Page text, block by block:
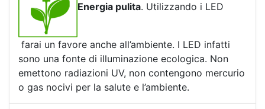
Energia pulita. Utilizzando i LED
farai un favore anche all’ambiente. I LED infatti
sono una fonte di illuminazione ecologica. Non
emettono radiazioni UV, non contengono mercurio
o gas nocivi per la salute e l’ambiente.